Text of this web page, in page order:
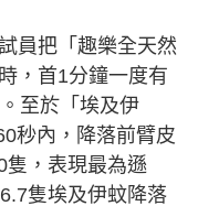
員把「趣樂全天然
，首1分鐘一度有
至於「埃及伊
秒內，降落前臂皮
隻，表現最為遜
隻埃及伊蚊降落